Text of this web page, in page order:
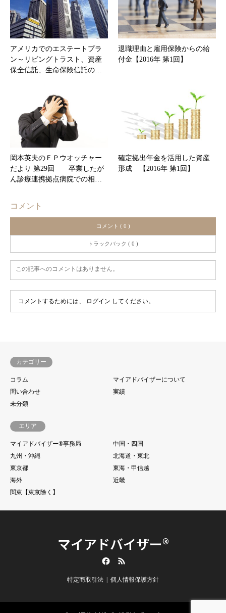
アメリカでのエステートプラ
ン～リビングトラスト、資産
保全信託、生命保険信託の…
退職理由と雇用保険からの給
付金【2016年 第1回】
岡本英夫のＦＰウオッチャー
だより 第29回 卒業したが
ん診療連携拠点病院での相…
確定拠出年金を活用した資産
形成 【2016年 第1回】
コメント
コメント ( 0 )
トラックバック ( 0 )
この記事へのコメントはありません。
コメントするためには、 ログイン してください。
カテゴリー
コラム
マイアドバイザーについて
問い合わせ
実績
未分類
エリア
マイアドバイザー®事務局
中国・四国
九州・沖縄
北海道・東北
東京都
東海・甲信越
海外
近畿
関東【東京除く】
マイアドバイザー®
特定商取引法 個人情報保護方針